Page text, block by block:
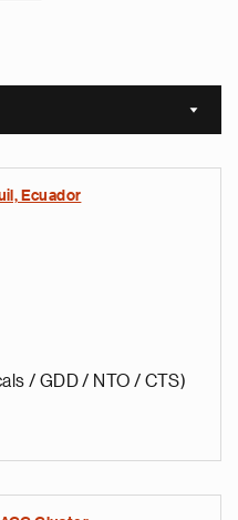
Sort
Ecuador
/ GDD / NTO / CTS)